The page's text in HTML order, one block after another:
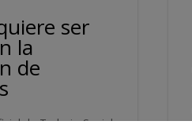
ser
la
de
de Trabajo Social